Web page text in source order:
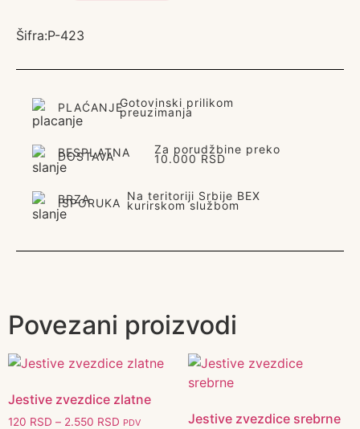
Šifra:P-423
PLAĆANJEGotovinski prilikom
preuzimanja
BESPLATNA
DOSTAVA
Za porudžbine preko
10.000 RSD
BRZA
ISPORUKA
Na teritoriji Srbije BEX
kurirskom službom
Povezani proizvodi
Jestive zvezdice zlatne
120 RSD – 2.550 RSD PDV Jestive zvezdice srebrne